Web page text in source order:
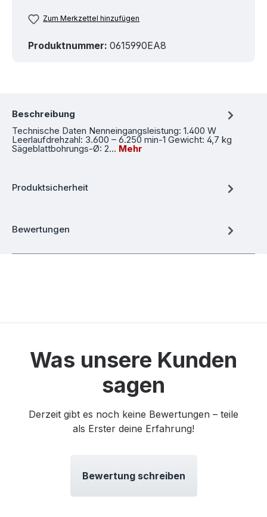
Zum Merkzettel hinzufügen
Produktnummer: 0615990EA8
Beschreibung
Technische Daten Nenneingangsleistung: 1.400 W
Leerlaufdrehzahl: 3.600 – 6.250 min-1 Gewicht: 4,7 kg
Sägeblattbohrungs-Ø: 2… Mehr
Produktsicherheit
Bewertungen
Was unsere Kunden
sagen
Derzeit gibt es noch keine Bewertungen – teile
als Erster deine Erfahrung!
Bewertung schreiben